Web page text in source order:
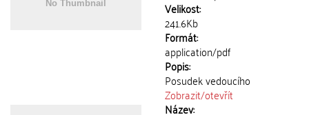
Velikost:
241.6Kb
Formát:
application/pdf
Popis:
Posudek vedoucího
Zobrazit/otevřít
Název: